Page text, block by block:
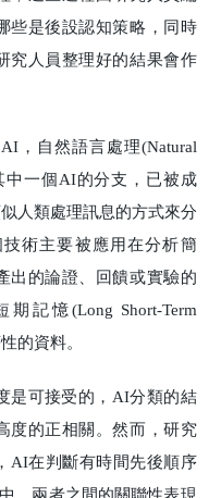
些是後設認知策略，同時
究人員整理好的結果會作
自然語言處理(Natural
中一個AI的分支，已被成
人類處理訊息的方式來分
術主要被應用在分析簡
出的論證、回饋或實驗的
記憶(Long Short-Term
的資料。
可接受的，AI分類的結
度的正相關。然而，研究
AI在判斷有時間先後順序
，兩者之間的關聯性表現